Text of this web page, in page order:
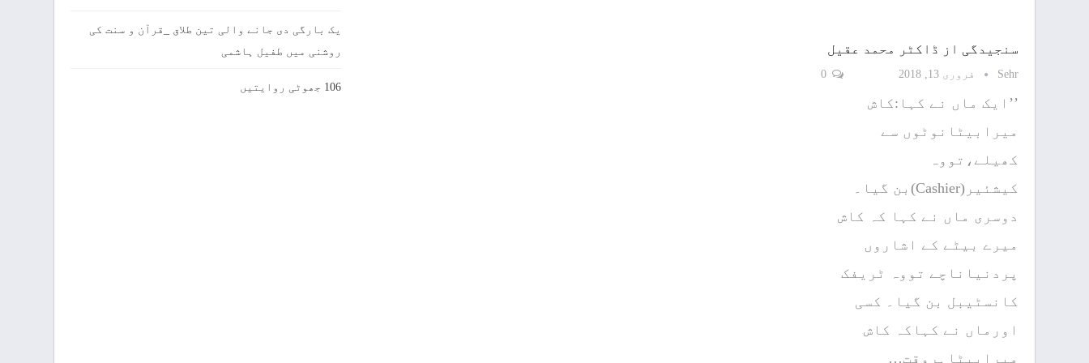
سنجیدگی از ڈاکٹر محمد عقیل
Sehr فروری 13, 2018
’’ایک ماں نے کہا:کاش
میرابیٹانوٹوں سے
کھیلے،تووہ
کیشئیر(Cashier)بن گیا۔
دوسری ماں نے کہا کہ کاش
میرے بیٹے کے اشاروں
پردنیاناچے تووہ ٹریفک
کانسٹیبل بن گیا۔ کسی
اورماں نے کہاکہ کاش
میرابیٹاہروقت…
یک بارگی دی جانے والی تین طلاق _قرآن و سنت کی
روشنی میں طفیل ہاشمی
106 جھوٹی روایتیں